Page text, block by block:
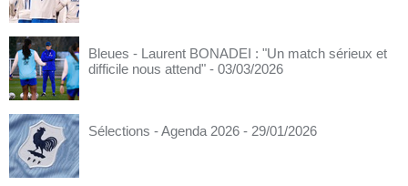
Bleues - Laurent BONADEI : "Un match sérieux et
difficile nous attend" - 03/03/2026
Sélections - Agenda 2026 - 29/01/2026